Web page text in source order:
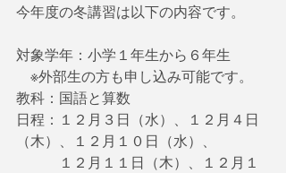
今年度の冬講習は以下の内容です。
対象学年：小学１年生から６年生
※外部生の方も申し込み可能です。
教科：国語と算数
日程：１２月３日（水）、１２月４日
（木）、１２月１０日（水）、
１２月１１日（木）、１２月１